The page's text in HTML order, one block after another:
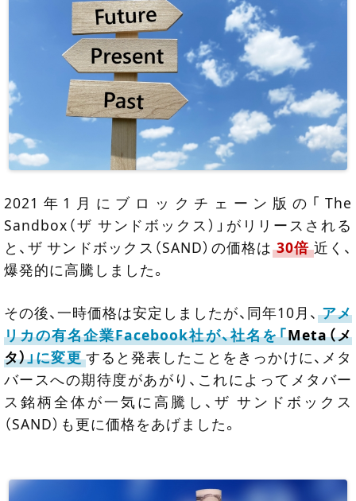
2021年1月にブロックチェーン版の「The
Sandbox（ザ サンドボックス）」がリリースされる
と、ザ サンドボックス（SAND）の価格は 30倍 近く、
爆発的に高騰しました。
その後、一時価格は安定しましたが、同年10月、 アメ
リカの有名企業Facebook社が、社名を「Meta（メ
タ）」に変更 すると発表したことをきっかけに、メタ
バースへの期待度があがり、これによってメタバー
ス銘柄全体が一気に高騰し、ザ サンドボックス
（SAND）も更に価格をあげました。